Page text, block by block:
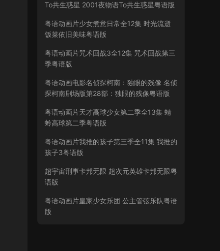
To共生惑星 2001夜物语To共生惑星粤语版
粤语动画片少女煮意日常全12集 时光流逝
饭菜依旧美味粤语版
粤语动画片咒术回战3全12集 咒术回战第三
季粤语版
粤语动画电影名侦探柯南：独眼的残像 名侦
探柯南剧场版第28部：独眼的残像粤语版
粤语动画片天才高球少女第二季全13集 蜻
蛉高球第二季粤语版
粤语动画片我推的孩子第三季全11集 我推的
孩子3粤语版
超宇宙刑事卡邦无限 超次元英雄卡邦无限粤
语版
粤语动画片皇家少女乐团 公主管弦乐队粤语
版